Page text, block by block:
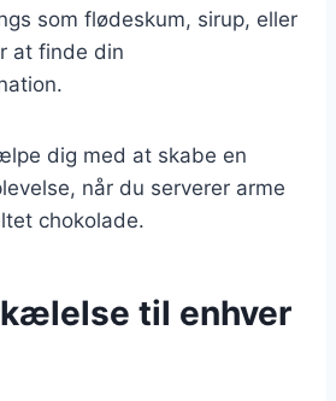
som flødeskum, sirup, eller
at finde din
dig med at skabe en
når du serverer arme
chokolade.
til enhver